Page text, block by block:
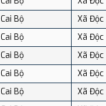
Cai Bộ
Xã Độc
Cai Bộ
Xã Độc
Cai Bộ
Xã Độc
Cai Bộ
Xã Độc
Cai Bộ
Xã Độc